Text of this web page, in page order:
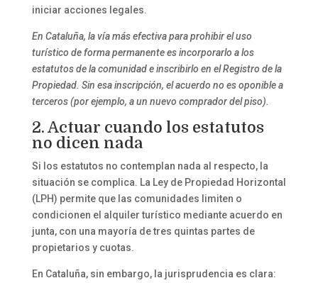
iniciar acciones legales.
En Cataluña, la vía más efectiva para prohibir el uso
turístico de forma permanente es incorporarlo a los
estatutos de la comunidad e inscribirlo en el Registro de la
Propiedad. Sin esa inscripción, el acuerdo no es oponible a
terceros (por ejemplo, a un nuevo comprador del piso).
2. Actuar cuando los estatutos
no dicen nada
Si los estatutos no contemplan nada al respecto, la
situación se complica. La Ley de Propiedad Horizontal
(LPH) permite que las comunidades limiten o
condicionen el alquiler turístico mediante acuerdo en
junta, con una mayoría de tres quintas partes de
propietarios y cuotas.
En Cataluña, sin embargo, la jurisprudencia es clara: